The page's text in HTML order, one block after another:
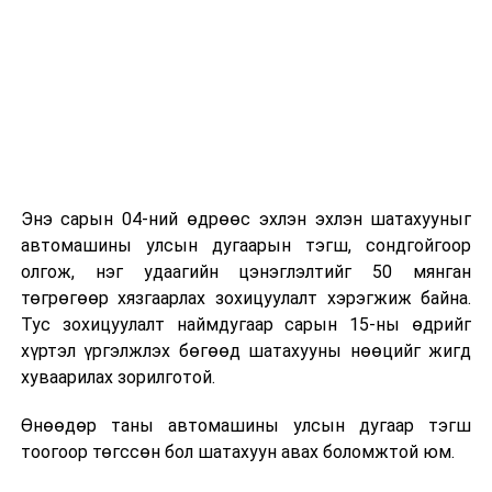
Энэ сарын 04-ний өдрөөс эхлэн эхлэн шатахууныг
автомашины улсын дугаарын тэгш, сондгойгоор
олгож, нэг удаагийн цэнэглэлтийг 50 мянган
төгрөгөөр хязгаарлах зохицуулалт хэрэгжиж байна.
Тус зохицуулалт наймдугаар сарын 15-ны өдрийг
хүртэл үргэлжлэх бөгөөд шатахууны нөөцийг жигд
хуваарилах зорилготой.
Өнөөдөр таны автомашины улсын дугаар тэгш
тоогоор төгссөн бол шатахуун авах боломжтой юм.